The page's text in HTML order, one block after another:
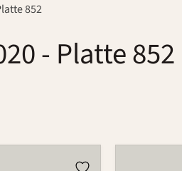
852
- Platte 852